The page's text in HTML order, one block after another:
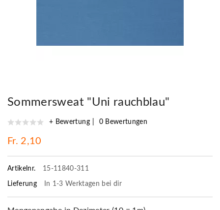
Sommersweat "Uni rauchblau"
+ Bewertung 0 Bewertungen
Fr. 2,10
Artikelnr. 15-11840-311
Lieferung In 1-3 Werktagen bei dir